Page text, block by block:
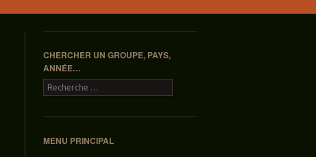
CHERCHER UN GROUPE, PAYS,
ANNÉE…
Recherche
MENU PRINCIPAL